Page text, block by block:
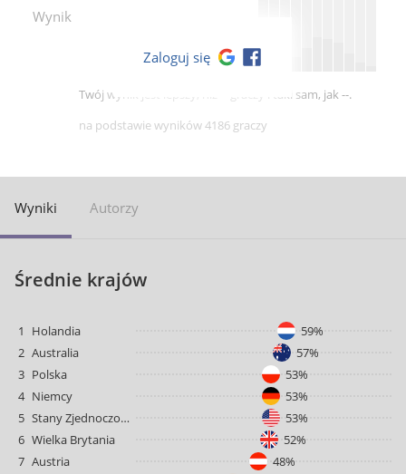
Wynik --
Twój wynik jest lepszy, niż -- graczy i taki sam, jak --.
na podstawie wyników 4186 graczy
Zaloguj się
Wyniki Autorzy
Średnie krajów
1 Holandia
59%
2 Australia
57%
3 Polska
53%
4 Niemcy
53%
5
Stany Zjednoczone
53%
6 Wielka Brytania
52%
7 Austria
48%